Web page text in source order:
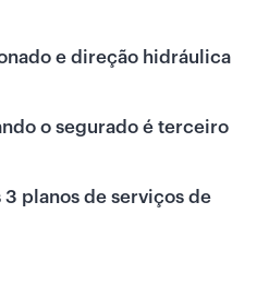
e direção hidráulica
o segurado é terceiro
3 planos de serviços de